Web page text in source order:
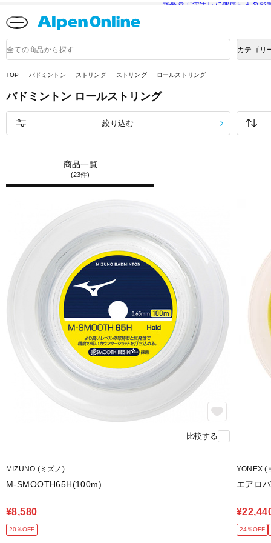
熊本県で発生した地震による影
品
検
カテゴリ
TOP バドミントン ストリング ストリング ロールストリング
バドミントン ロールストリング
商品一覧
(23件)
絞り込む
比較する
MIZUNO (ミズノ)
M-SMOOTH65H(100m)
¥8,580
20％OFF
YONEX (
エアロ
24％OFF